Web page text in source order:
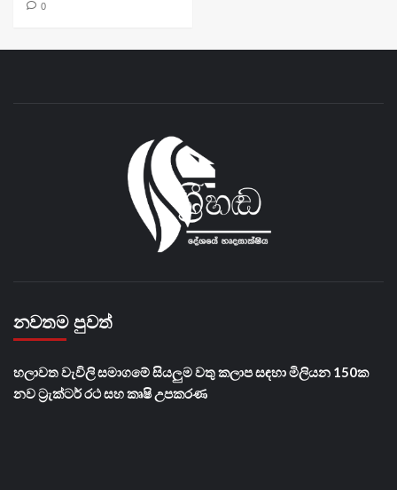
0
නවතම පුවත්
හලාවත වැවිලි සමාගමේ සියලුම වතු කලාප සඳහා මිලියන 150ක
නව ට්‍රැක්ටර් රථ සහ කෘෂි උපකරණ